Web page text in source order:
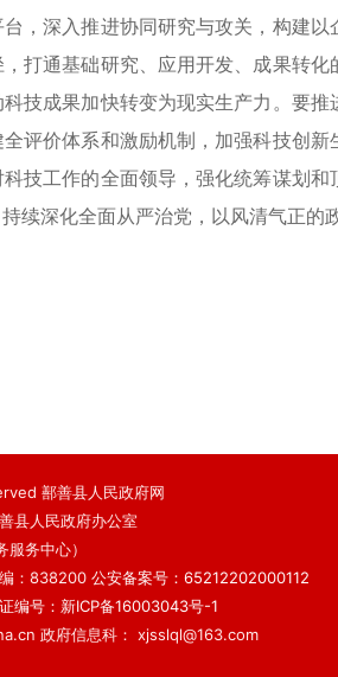
，深入推进协同研究与攻关，构建
打通基础研究、应用开发、成果转
技成果加快转变为现实生产力。要
评价体系和激励机制，加强科技创
技工作的全面领导，强化统筹谋划
续深化全面从严治党，以风清气正的
鄯善县人民政府网
县人民政府办公室
务中心）
：838200 公安备案号：65212202000112
编号：新ICP备16003043号-1
政府信息科： xjsslql@163.com